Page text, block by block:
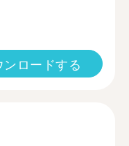
ロードする